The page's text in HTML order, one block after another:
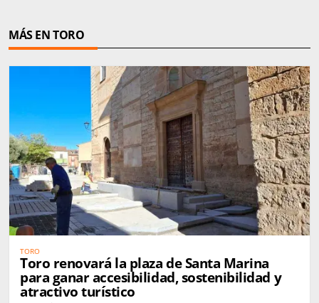
MÁS EN TORO
TORO
Toro renovará la plaza de Santa Marina
para ganar accesibilidad, sostenibilidad y
atractivo turístico